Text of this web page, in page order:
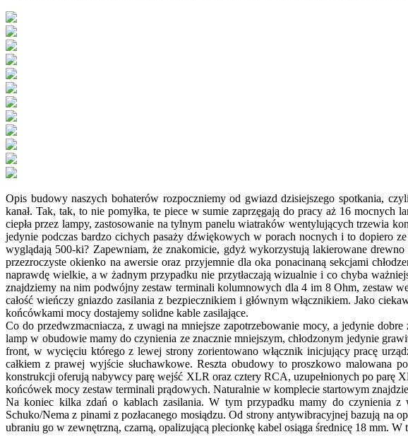
Opis budowy naszych bohaterów rozpoczniemy od gwiazd dzisiejszego spotkania,
kanał. Tak, tak, to nie pomyłka, te piece w sumie zaprzęgają do pracy aż 16
ciepła przez lampy, zastosowanie na tylnym panelu wiatraków wentylujących trzewia
jedynie podczas bardzo cichych pasaży dźwiękowych w porach nocnych i to dopiero
wyglądają 500-ki? Zapewniam, że znakomicie, gdyż wykorzystują lakierowane
przezroczyste okienko na awersie oraz przyjemnie dla oka ponacinaną sekcjami
naprawdę wielkie, a w żadnym przypadku nie przytłaczają wizualnie i co chyba
znajdziemy na nim podwójny zestaw terminali kolumnowych dla 4 im 8 Ohm, zestaw
całość wieńczy gniazdo zasilania z bezpiecznikiem i głównym włącznikiem. Jako
końcówkami mocy dostajemy solidne kable zasilające.
Co do przedwzmacniacza, z uwagi na mniejsze zapotrzebowanie mocy, a jedynie
lamp w obudowie mamy do czynienia ze znacznie mniejszym, chłodzonym jedynie
front, w wycięciu którego z lewej strony zorientowano włącznik inicjujący pracę
całkiem z prawej wyjście słuchawkowe. Reszta obudowy to proszkowo
konstrukcji oferują nabywcy parę wejść XLR oraz cztery RCA, uzupełnionych po parę
końcówek mocy zestaw terminali prądowych. Naturalnie w komplecie startowym
Na koniec kilka zdań o kablach zasilania. W tym przypadku mamy do czynienia
Schuko/Nema z pinami z pozłacanego mosiądzu. Od strony antywibracyjnej bazują
ubraniu go w zewnętrzną, czarną, opalizującą plecionkę kabel osiąga średnicę 18 mm.